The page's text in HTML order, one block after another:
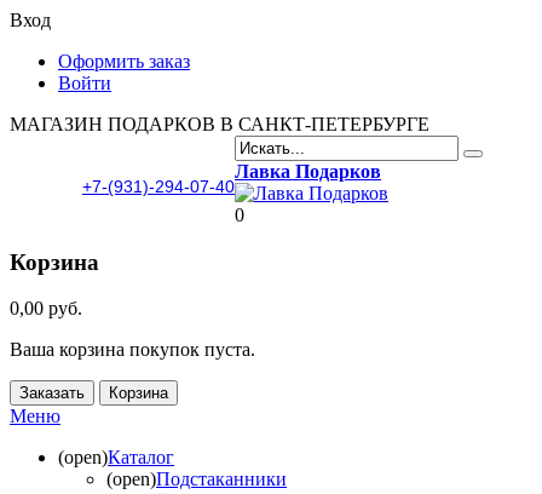
Вход
Оформить заказ
Войти
МАГАЗИН ПОДАРКОВ В САНКТ-ПЕТЕРБУРГЕ
+7-(931)-294-07-40
Лавка Подарков
0
Корзина
0,00 руб.
Ваша корзина покупок пуста.
Заказать Корзина
Меню
(open)Каталог
(open)Подстаканники